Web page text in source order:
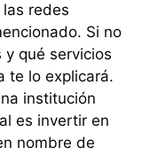
redes
Si no
y qué servicios
te lo explicará.
institución
es invertir en
nombre de